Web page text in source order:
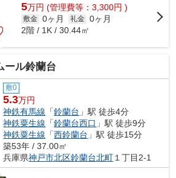
5万円 (管理費等：3,300円 )
敷金 0ヶ月 礼金 0ヶ月
2階 / 1K / 30.44㎡
ール鈴蘭台
敷0
5.3万円
神鉄有馬線 「鈴蘭台 」駅 徒歩4分
神鉄粟生線 「鈴蘭台西口 」駅 徒歩9分
神鉄粟生線 「西鈴蘭台 」駅 徒歩15分
築53年 / 37.00㎡
兵庫県神戸市北区鈴蘭台北町１丁目2-1